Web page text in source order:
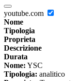
youtube.com
Nome
Tipologia
Proprieta
Descrizione
Durata
Nome: YSC
Tipologia: analitico